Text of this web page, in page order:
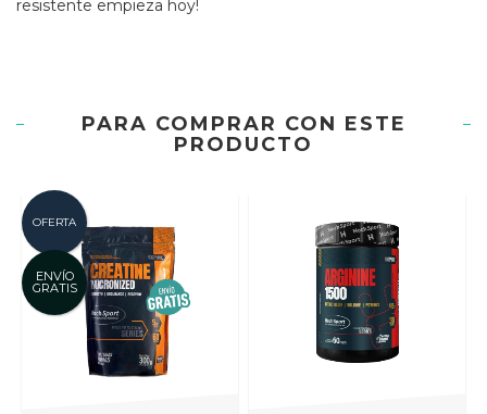
resistente empieza hoy!
PARA COMPRAR CON ESTE
PRODUCTO
OFERTA
ENVÍO
GRATIS